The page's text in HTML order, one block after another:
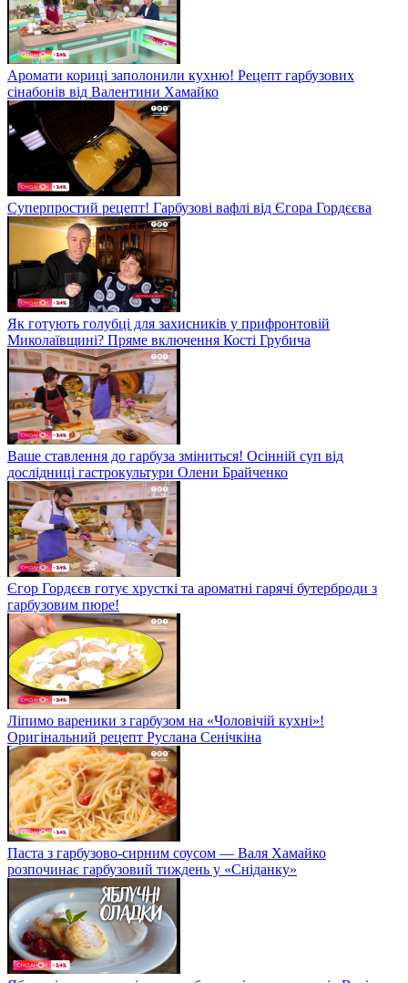
Аромати кориці заполонили кухню! Рецепт гарбузових
сінабонів від Валентини Хамайко
Суперпростий рецепт! Гарбузові вафлі від Єгора Гордєєва
Як готують голубці для захисників у прифронтовій
Миколаївщині? Пряме включення Кості Грубича
Ваше ставлення до гарбуза зміниться! Осінній суп від
дослідниці гастрокультури Олени Брайченко
Єгор Гордєєв готує хрусткі та ароматні гарячі бутерброди з
гарбузовим пюре!
Ліпимо вареники з гарбузом на «Чоловічій кухні»!
Оригінальний рецепт Руслана Сенічкіна
Паста з гарбузово-сирним соусом — Валя Хамайко
розпочинає гарбузовий тиждень у «Сніданку»